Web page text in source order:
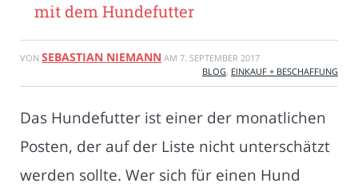
mit dem Hundefutter
VON SEBASTIAN NIEMANN AM 7. SEPTEMBER 2017
BLOG, EINKAUF + BESCHAFFUNG
Das Hundefutter ist einer der monatlichen
Posten, der auf der Liste nicht unterschätzt
werden sollte. Wer sich für einen Hund